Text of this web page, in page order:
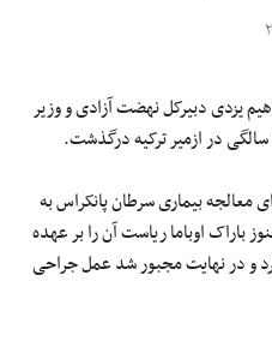
ششم شهریور ۱۳۹۶، ابراهیم یزدی دبیرکل نهضت آزادی و وزیر
بیماری سرطان پانکراس به
باراک اوباما ریاست آن را بر عهده
و در نهایت مجبور شد عمل جراحی